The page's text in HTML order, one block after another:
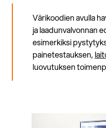
Värikoodien avulla
ja laadunvalvonnan
esimerkiksi
painetestauksen,
luovutuksen